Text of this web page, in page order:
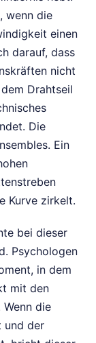
wenn die
einen
darauf, dass
nicht
Drahtseil
Die
Ein
Kurve zirkelt.
bei dieser
Psychologen
in dem
mit den
die
und der